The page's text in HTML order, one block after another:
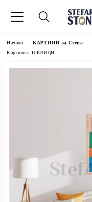
Начало КАРТИНИ за Стена
Картини с ШЕВИЦИ